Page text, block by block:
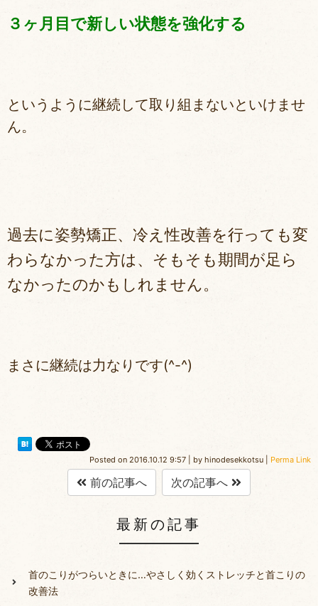
３ヶ月目で新しい状態を強化する
というように継続して取り組まないといけませ
ん。
過去に姿勢矯正、冷え性改善を行っても変
わらなかった方は、そもそも期間が足ら
なかったのかもしれません。
まさに継続は力なりです(^-^)
Posted on 2016.10.12 9:57 by hinodesekkotsu Perma Link
前の記事へ 次の記事へ
最新の記事
首のこりがつらいときに…やさしく効くストレッチと首こりの
改善法